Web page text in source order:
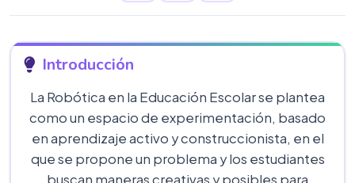
Introducción
La Robótica en la Educación Escolar se plantea
como un espacio de experimentación, basado
en aprendizaje activo y construccionista, en el
que se propone un problema y los estudiantes
buscan maneras creativas y posibles para